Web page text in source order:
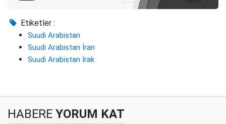
Etiketler :
Suudi Arabistan
Suudi Arabistan İran
Suudi Arabistan Irak
HABERE YORUM KAT